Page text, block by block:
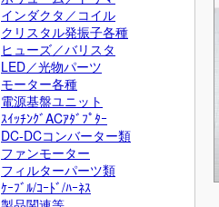
インダクタ／コイル
クリスタル発振子各種
ヒューズ／バリスタ
LED／光物パーツ
モーター各種
電源基盤ユニット
ｽｲｯﾁﾝｸﾞACｱﾀﾞﾌﾟﾀｰ
DC-DCコンバーター類
ファンモーター
フィルターパーツ類
ｹｰﾌﾞﾙ/ｺｰﾄﾞ/ﾊｰﾈｽ